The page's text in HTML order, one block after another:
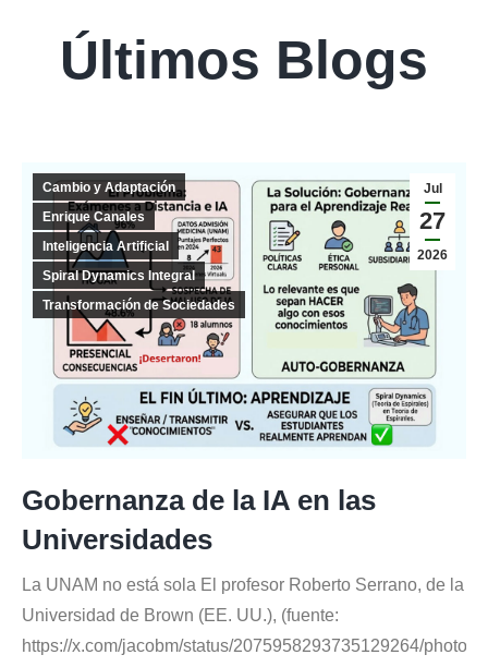
Últimos Blogs
Jul
27
2026
Cambio y Adaptación
Enrique Canales
Inteligencia Artificial
Spiral Dynamics Integral
Transformación de Sociedades
Gobernanza de la IA en las
Universidades
La UNAM no está sola El profesor Roberto Serrano, de la
Universidad de Brown (EE. UU.), (fuente:
https://x.com/jacobm/status/2075958293735129264/photo/1